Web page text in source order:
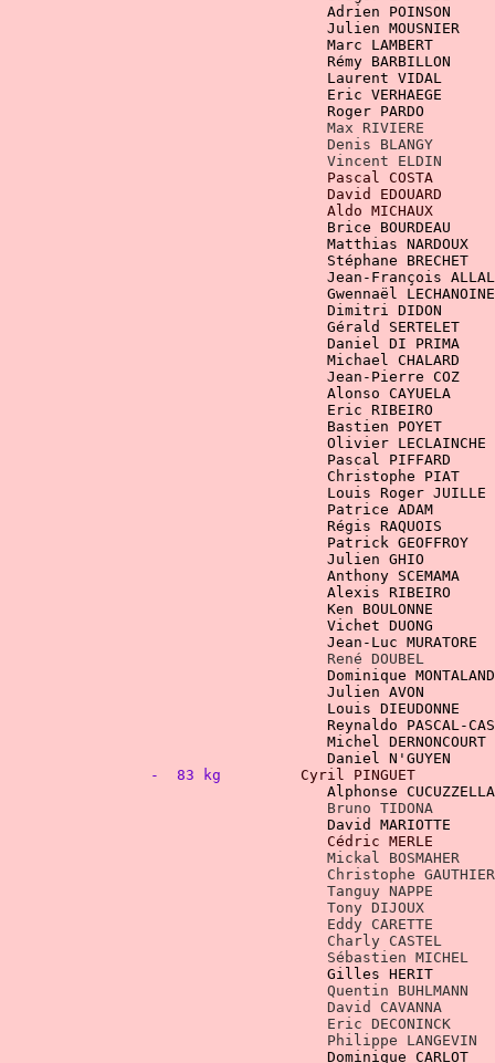
Julien MOUSNIER
Roger PARDO
David
Matthias NARDOUX
Jean-François
Dimitri DIDON
Michael CHALARD
    Jean-Pierre COZ
Eric RIBEIRO
Bastien POYET
Pascal PIFFARD
Louis Roger JUILLE
		   		    Patrick GEOFFROY
Alexis
Vichet DUONG
Dominique
Julien AVON
Louis DIEUDONNE
Michel
-  83 kg
Cyril PINGUET
Mickal BOSMAHER
Christophe
Gilles HERIT
Quentin
David
Eric DECONINCK
Philippe LANGEVIN